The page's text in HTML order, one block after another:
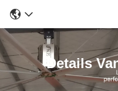
Details